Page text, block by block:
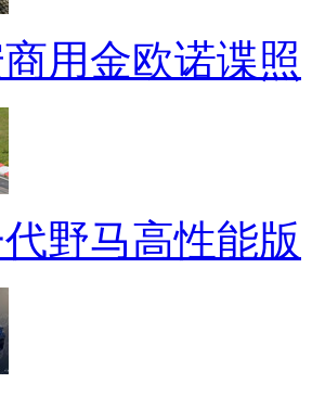
用金欧诺谍照
野马高性能版